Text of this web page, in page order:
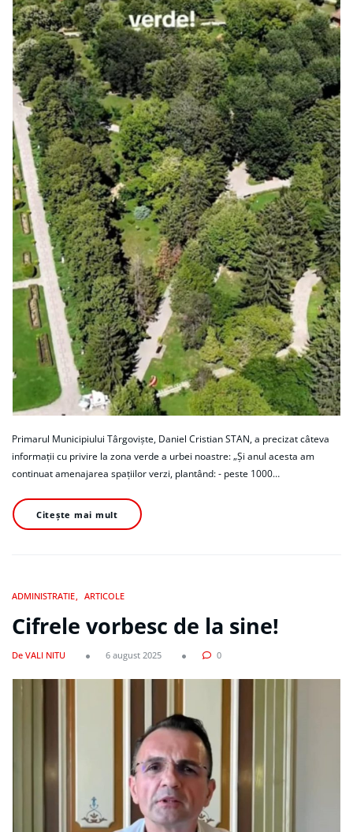
Primarul Municipiului Târgoviște, Daniel Cristian STAN, a precizat câteva
informații cu privire la zona verde a urbei noastre: „Și anul acesta am
continuat amenajarea spațiilor verzi, plantând: - peste 1000…
Citește mai mult
ADMINISTRATIE ARTICOLE
Cifrele vorbesc de la sine!
De VALI NITU 6 august 2025 0